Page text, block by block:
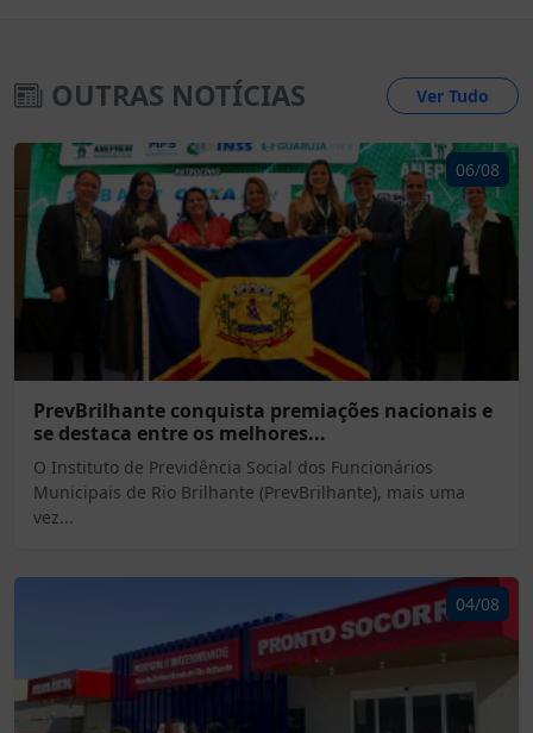
OUTRAS NOTÍCIAS Ver Tudo
06/08
PrevBrilhante conquista premiações nacionais e
se destaca entre os melhores...
O Instituto de Previdência Social dos Funcionários
Municipais de Rio Brilhante (PrevBrilhante), mais uma
vez...
04/08